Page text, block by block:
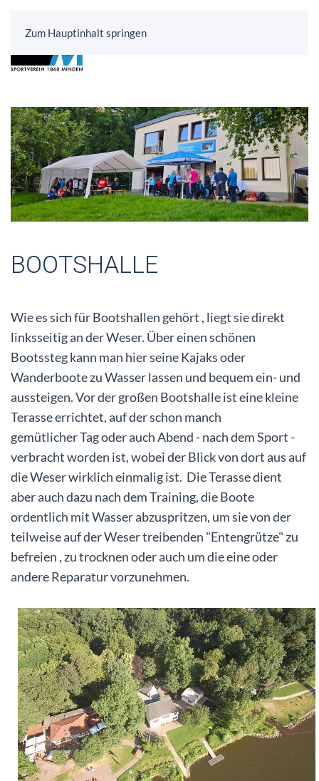
Zum Hauptinhalt springen
BOOTSHALLE
Wie es sich für Bootshallen gehört , liegt sie direkt
linksseitig an der Weser. Über einen schönen
Bootssteg kann man hier seine Kajaks oder
Wanderboote zu Wasser lassen und bequem ein- und
aussteigen. Vor der großen Bootshalle ist eine kleine
Terasse errichtet, auf der schon manch
gemütlicher Tag oder auch Abend - nach dem Sport -
verbracht worden ist, wobei der Blick von dort aus auf
die Weser wirklich einmalig ist. Die Terasse dient
aber auch dazu nach dem Training, die Boote
ordentlich mit Wasser abzuspritzen, um sie von der
teilweise auf der Weser treibenden "Entengrütze" zu
befreien , zu trocknen oder auch um die eine oder
andere Reparatur vorzunehmen.